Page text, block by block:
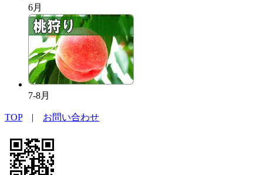
6月
7-8月
TOP| お問い合わせ